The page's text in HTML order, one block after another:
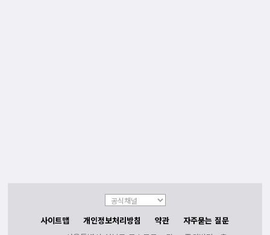
사이트맵 개인정보처리방침 약관 자주묻는 질문